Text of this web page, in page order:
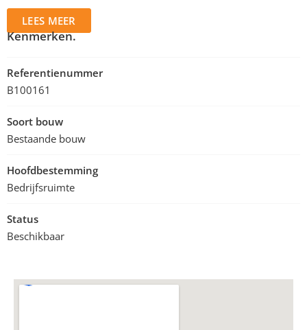
LEES MEER
Kenmerken.
Referentienummer
B100161
Soort bouw
Bestaande bouw
Hoofdbestemming
Bedrijfsruimte
Status
Beschikbaar